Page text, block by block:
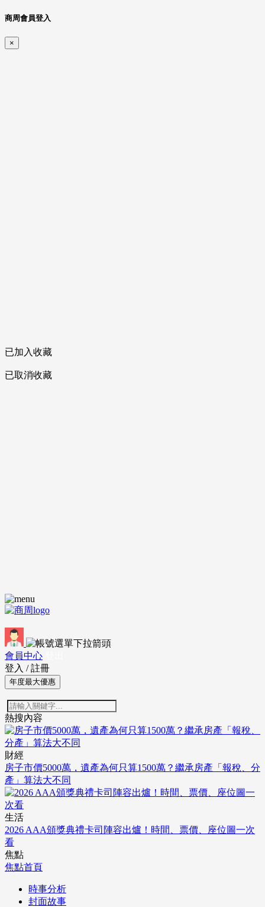
商周會員登入
×
已加入收藏
已取消收藏
會員中心
登入 / 註冊
年度最大優惠
熱搜內容
財經
房子市價5000萬，遺產為何只算1500萬？繼承房產「報稅、分
產」算法大不同
生活
2026 AAA頒獎典禮卡司陣容出爐！時間、票價、座位圖一次
看
焦點
焦點首頁
時事分析
封面故事